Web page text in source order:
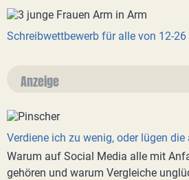
Schreibwettbewerb für alle von 12-26
Anzeige
Verdiene ich zu wenig, oder lügen die
Warum auf Social Media alle mit
gehören und warum Vergleiche